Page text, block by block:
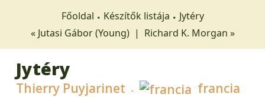
Főoldal Készítők listája
Jytéry
« Jutasi Gábor (Young) | Richard K. Morgan »
Jytéry
Thierry Puyjarinet
francia